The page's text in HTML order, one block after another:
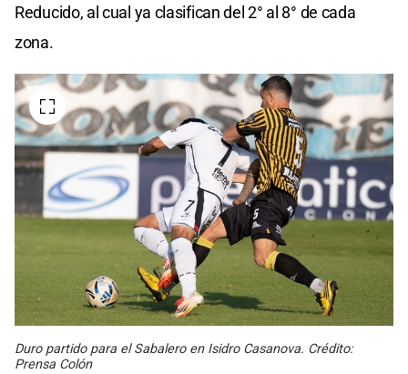
Reducido, al cual ya clasifican del 2° al 8° de cada
zona.
Duro partido para el Sabalero en Isidro Casanova. Crédito:
Prensa Colón